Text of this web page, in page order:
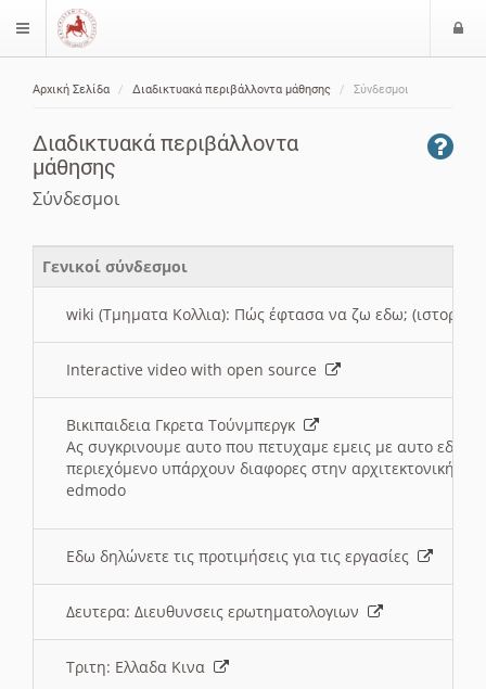
$langMenu
Αρχική Σελίδα Διαδικτυακά περιβάλλοντα μάθησης Σύνδεσμοι
Διαδικτυακά περιβάλλοντα
μάθησης
Σύνδεσμοι
Γενικοί σύνδεσμοι
wiki (Τμηματα Κολλια): Πώς έφτασα να ζω εδω; (ιστορια)
Interactive video with open source
Βικιπαιδεια Γκρετα Τούνμπεργκ
Ας συγκρινουμε αυτο που πετυχαμε εμεις με αυτο εδω
περιεχόμενο υπάρχουν διαφορες στην αρχιτεκτονική
edmodo
Εδω δηλώνετε τις προτιμήσεις για τις εργασίες
Δευτερα: Διευθυνσεις ερωτηματολογιων
Τριτη: Ελλαδα Κινα